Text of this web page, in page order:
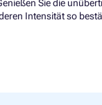
Sie die
Intensität so